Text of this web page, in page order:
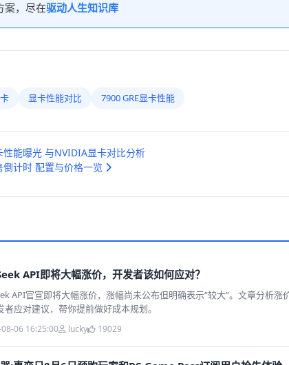
案，尽在驱动人生知识库
显卡性能对比 7900 GRE显卡性能
性能曝光 与NVIDIA显卡对比分析
倒计时 配置与价格一览
API即将大幅涨价，开发者该如何应对？
API官宣即将大幅涨价，涨幅尚未公布但明确表示“较大”。文章分析涨
者应对建议，帮你提前做好成本规划。
06 16:25:00 lucky 19029